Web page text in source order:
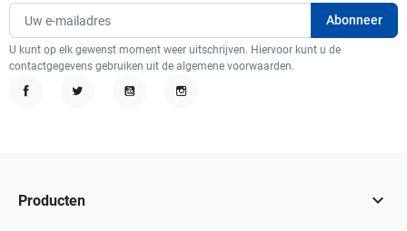
U kunt op elk gewenst moment weer uitschrijven. Hiervoor kunt u de
contactgegevens gebruiken uit de algemene voorwaarden.
Producten
